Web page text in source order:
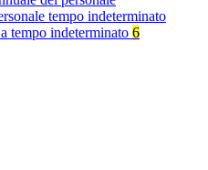
tempo indeterminato
tempo indeterminato 6